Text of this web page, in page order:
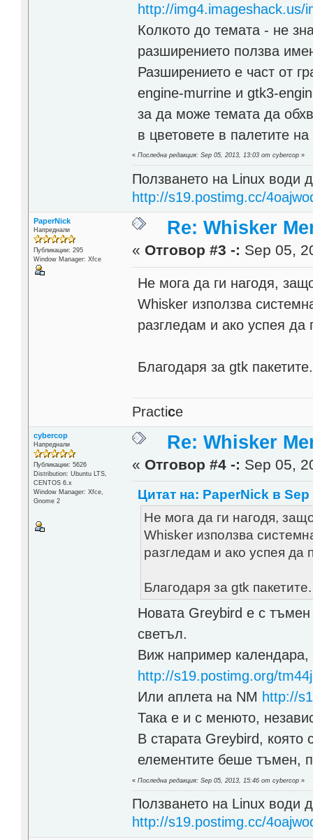
http://img4.imageshack.us/
Колкото до темата - не
разширението ползва
Разширението е част от
engine-murrine и gtk3-
за да може темата да
в цветовете в палетите
«Последна редакция: Sep 05, 2013, 13:03 от cybercop »
Ползването на Linux води
http://s19.postimg.cc/
PaperNick
Напреднали
Публикации: 295
Window Manager: Xfce
Re: Whisker
« Отговор #3 -: Sep 05,
Не мога да ги нагодя,
Whisker използва
разгледам и ако успея
Благодаря за gtk
Practice
cybercop
Напреднали
Публикации: 5626
Distribution: Ubuntu LTS,
CENTOS 6.x
Window Manager: Xfce,
Gnome 2
Re: Whisker
« Отговор #4 -: Sep 05,
Цитат на: PaperNick в Sep
Не мога да ги нагодя,
Whisker използва
разгледам и ако успея
Благодаря за gtk
Новата Greybird е с
светъл.
Виж например календара,
http://s19.postimg.org/
Или аплета на NM http://
Така е и с менюто,
В старата Greybird,
елементите беше тъмен,
«Последна редакция: Sep 05, 2013, 15:46 от cybercop »
Ползването на Linux води
http://s19.postimg.cc/